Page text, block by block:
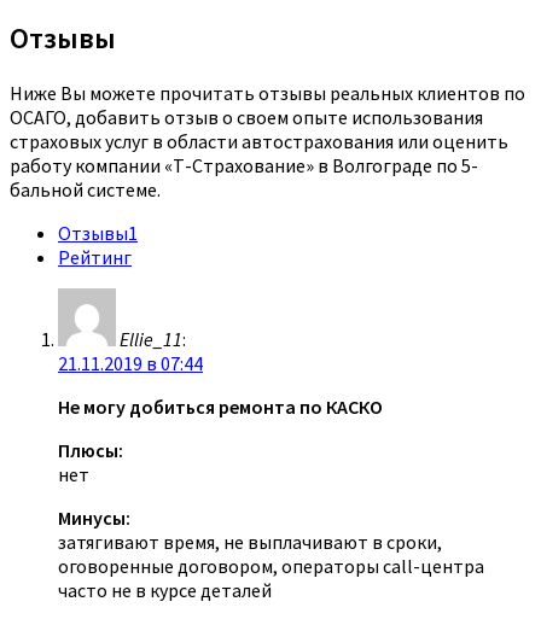
Отзывы
Ниже Вы можете прочитать отзывы реальных клиентов по
ОСАГО, добавить отзыв о своем опыте использования
страховых услуг в области автострахования или оценить
работу компании «Т-Страхование» в Волгограде по 5-
бальной системе.
Отзывы1
Рейтинг
Ellie_11:
21.11.2019 в 07:44
Не могу добиться ремонта по КАСКО
Плюсы:
нет
Минусы:
затягивают время, не выплачивают в сроки,
оговоренные договором, операторы call-центра
часто не в курсе деталей